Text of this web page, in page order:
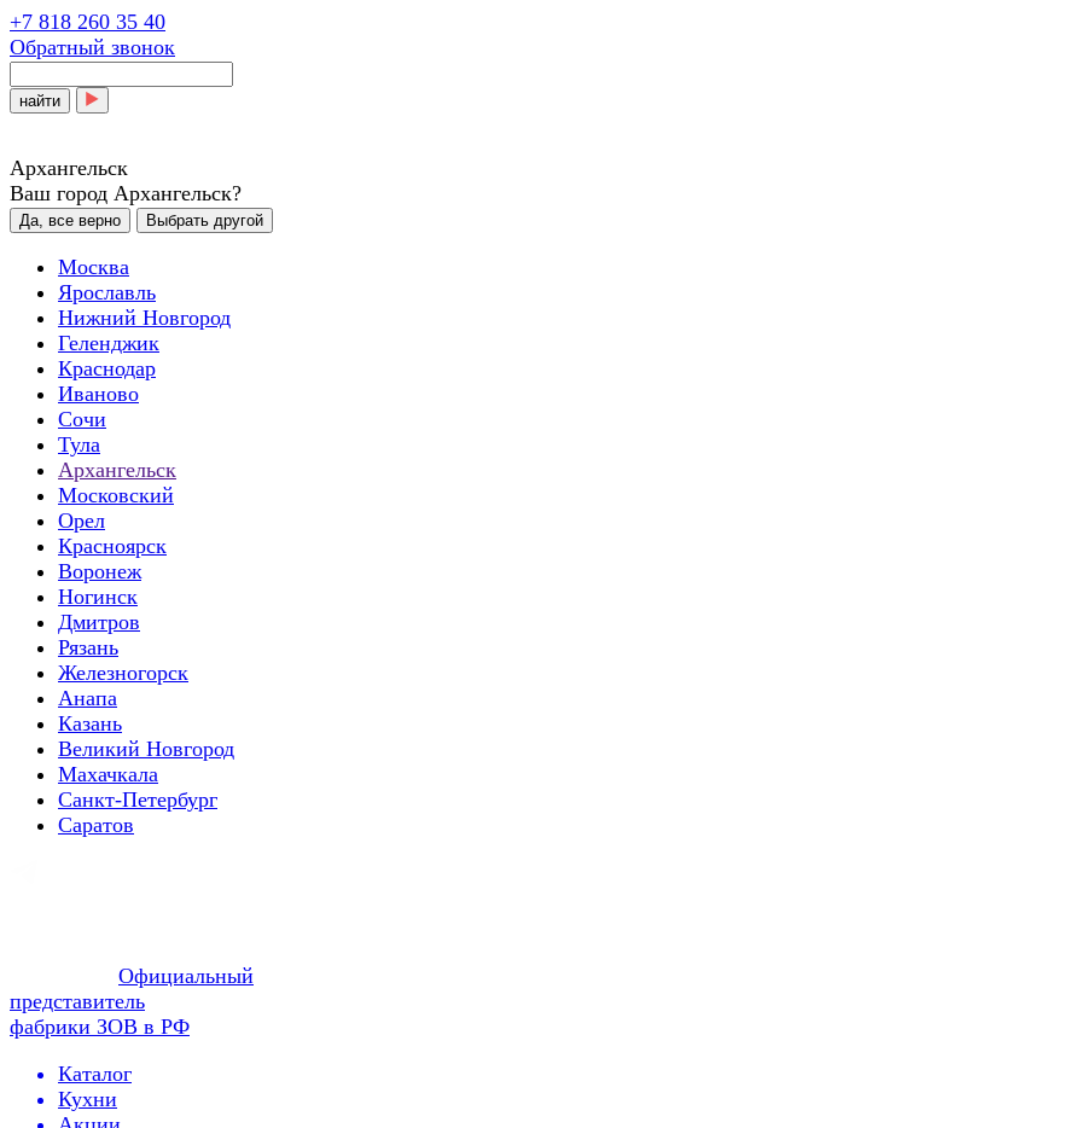
+7 818 260 35 40
Обратный звонок
найти
Архангельск
Ваш город Архангельск?
Да, все верно Выбрать другой
Москва
Ярославль
Нижний Новгород
Геленджик
Краснодар
Иваново
Сочи
Тула
Архангельск
Московский
Орел
Красноярск
Воронеж
Ногинск
Дмитров
Рязань
Железногорск
Анапа
Казань
Великий Новгород
Махачкала
Санкт-Петербург
Саратов
Официальный
представитель
фабрики ЗОВ в РФ
Каталог
Кухни